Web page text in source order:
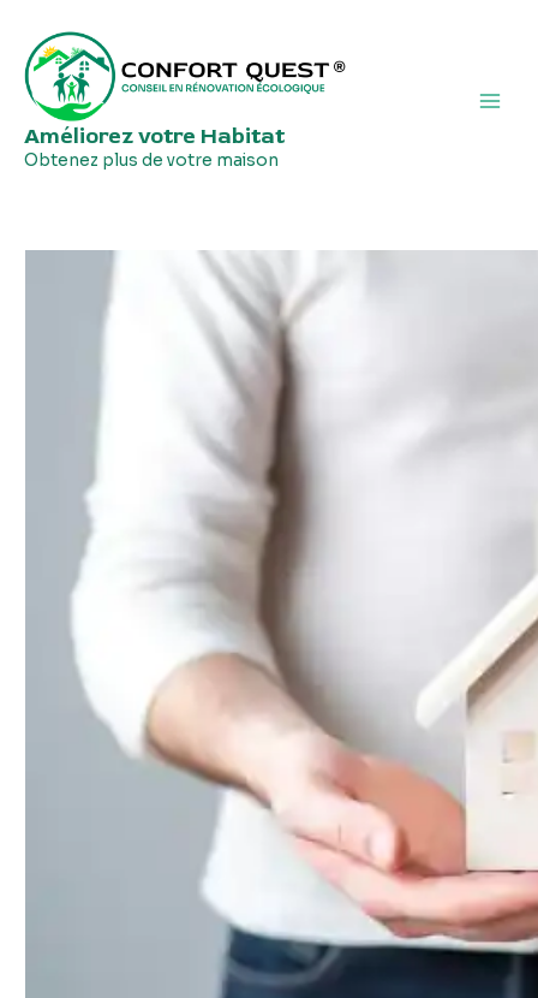
contenu
Améliorez votre Habitat
Obtenez plus de votre maison
l’article